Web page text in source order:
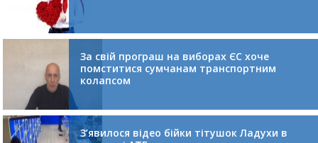
За свій програш на виборах ЄС хоче
помститися сумчанам транспортним
колапсом
З’явилося відео бійки тітушок Ладухи в